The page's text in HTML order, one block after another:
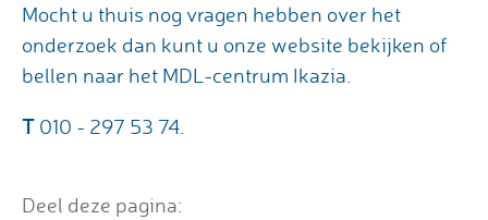
Mocht u thuis nog vragen hebben over het
onderzoek dan kunt u onze website bekijken of
bellen naar het MDL-centrum Ikazia.
T 010 - 297 53 74.
Deel deze pagina: